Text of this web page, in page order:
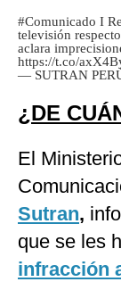
#Comunicado I
televisión
aclara
https://t.co/
— SUTRAN
¿DE
El
Sutran,
que se les
infracción